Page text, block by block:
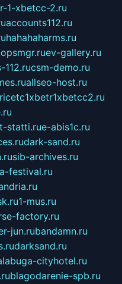
1-xbetcc-2.ru
accounts112.ru
hahahaharms.ru
opsmgr.ruev-gallery.ru
112.rucsm-demo.ru
allseo-host.ru
statti.rue-abis1c.ru
dark-sand.ru
sib-archives.ru
festival.ru
1-mus.ru
factory.ru
jun.rubandamn.ru
darksand.ru
cityhotel.ru
blagodarenie-spb.ru